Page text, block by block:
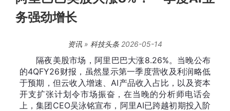
务强劲增长
资讯 » 科技头条2026-05-14
隔夜美股市场，阿里巴巴大涨8.26%。当晚公布
的4QFY26财报，虽然显示第一季度营收及利润略低
于预期，但云收入增速、AI产品收入占比，以及资本
开支扩张计划令市场振奋，在当晚的分析师电话会
上，集团CEO吴泳铭宣布，阿里AI已跨越初期投入阶